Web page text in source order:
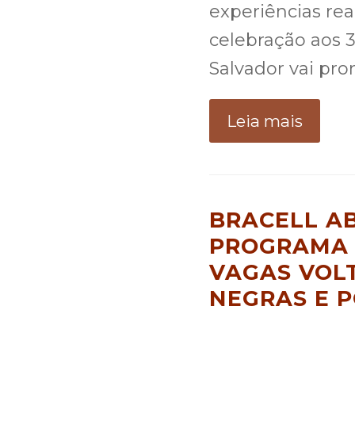
experiências
celebração aos
Salvador vai
Leia mais
BRACELL
VAGAS
NEGRAS E